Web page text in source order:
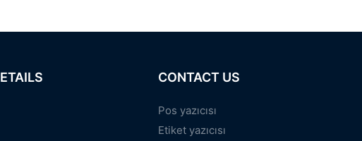
CONTACT US
Pos yazıcısı
Etiket yazıcısı